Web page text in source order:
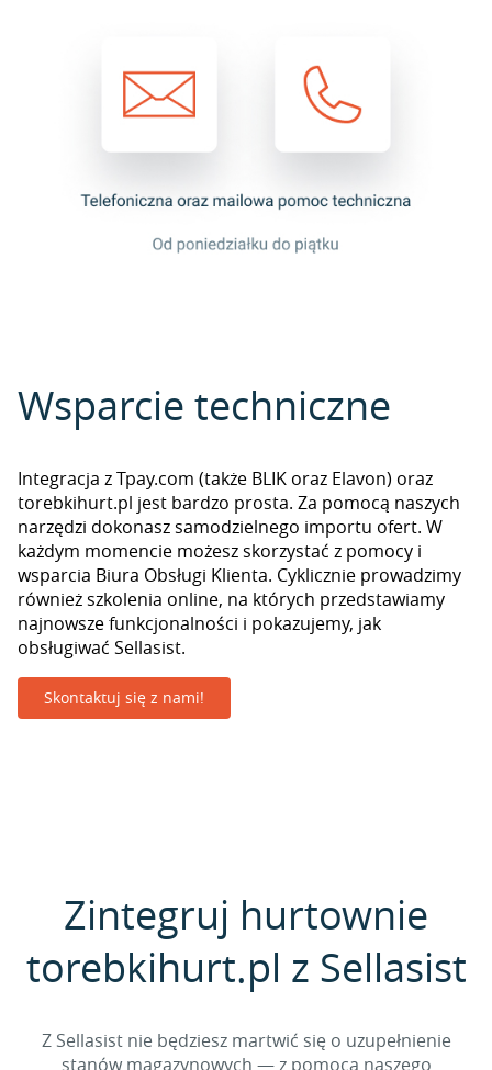
Wsparcie techniczne
Integracja z Tpay.com (także BLIK oraz Elavon) oraz
torebkihurt.pl jest bardzo prosta. Za pomocą naszych
narzędzi dokonasz samodzielnego importu ofert. W
każdym momencie możesz skorzystać z pomocy i
wsparcia Biura Obsługi Klienta. Cyklicznie prowadzimy
również szkolenia online, na których przedstawiamy
najnowsze funkcjonalności i pokazujemy, jak
obsługiwać Sellasist.
Skontaktuj się z nami!
Zintegruj hurtownie
torebkihurt.pl z Sellasist
Z Sellasist nie będziesz martwić się o uzupełnienie
stanów magazynowych — z pomocą naszego